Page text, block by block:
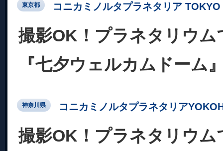
東京都 コニカミノルタプラネタリア TOKYO
撮影OK！プラネタリウム
『七夕ウェルカムドーム
神奈川県 コニカミノルタプラネタリア
撮影OK！プラネタリウム